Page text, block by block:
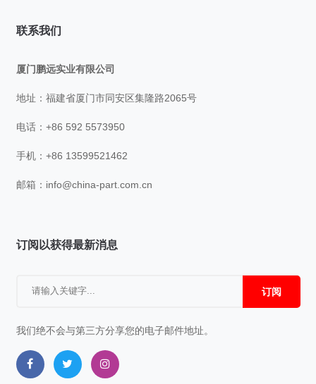
联系我们
厦门鹏远实业有限公司
地址：福建省厦门市同安区集隆路2065号
电话：+86 592 5573950
手机：+86 13599521462
邮箱： info@china-part.com.cn
订阅以获得最新消息
订阅
我们绝不会与第三方分享您的电子邮件地址。